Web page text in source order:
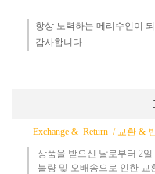
항상 노력하는 메리수인이
감사합니다.​
Exchange & Return / 교환 &
상품을 받으신 날로부터 2
불량 및 오배송으로 인한 교